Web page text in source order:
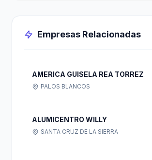
Empresas Relacionadas
AMERICA GUISELA REA TORREZ
PALOS BLANCOS
ALUMICENTRO WILLY
SANTA CRUZ DE LA SIERRA